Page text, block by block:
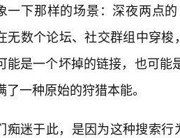
一下那样的场景：深夜两点
无数个论坛、社交群组中穿
能是一个坏掉的链接，也可
了一种原始的狩猎本能。
痴迷于此，是因为这种搜索